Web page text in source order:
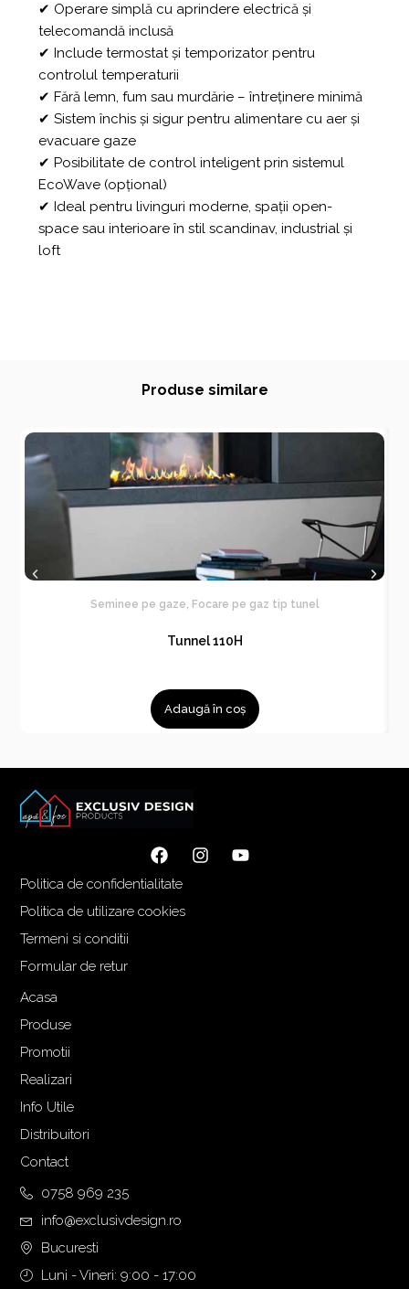
✔ Operare simplă cu aprindere electrică și
telecomandă inclusă
✔ Include termostat și temporizator pentru
controlul temperaturii
✔ Fără lemn, fum sau murdărie – întreținere minimă
✔ Sistem închis și sigur pentru alimentare cu aer și
evacuare gaze
✔ Posibilitate de control inteligent prin sistemul
EcoWave (opțional)
✔ Ideal pentru livinguri moderne, spații open-
space sau interioare în stil scandinav, industrial și
loft
Produse similare
Seminee pe gaze Focare pe gaz tip tunel
Tunnel 110H
Adaugă în coș
Politica de confidentialitate
Politica de utilizare cookies
Termeni si conditii
Formular de retur
Acasa
Produse
Promotii
Realizari
Info Utile
Distribuitori
Contact
0758 969 235
info@exclusivdesign.ro
Bucuresti
Luni - Vineri: 9:00 - 17:00